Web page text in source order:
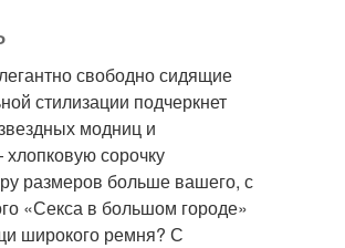
свободно сидящие
стилизации подчеркнет
модниц и
сорочку
размеров больше вашего, с
«Секса в большом городе»
широкого ремня? С